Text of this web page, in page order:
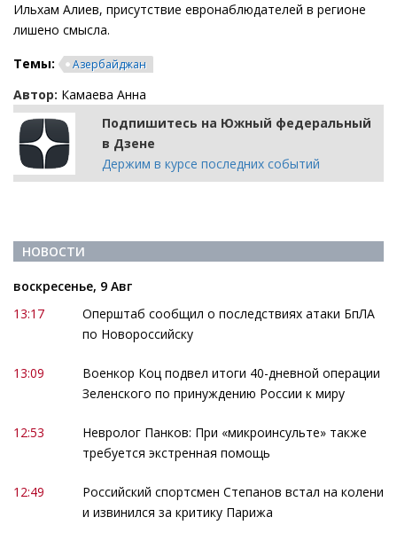
Ильхам Алиев, присутствие евронаблюдателей в регионе
лишено смысла.
Темы:
Азербайджан
Автор: Камаева Анна
Подпишитесь на Южный федеральный
в Дзене
Держим в курсе последних событий
НОВОСТИ
воскресенье, 9 Авг
13:17
Оперштаб сообщил о последствиях атаки БпЛА
по Новороссийску
13:09
Военкор Коц подвел итоги 40-дневной операции
Зеленского по принуждению России к миру
12:53
Невролог Панков: При «микроинсульте» также
требуется экстренная помощь
12:49
Российский спортсмен Степанов встал на колени
и извинился за критику Парижа